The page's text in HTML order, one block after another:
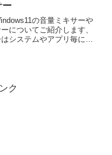
ー
の音量ミキサーや
についてご紹介します、
システムやアプリ毎に音
ク